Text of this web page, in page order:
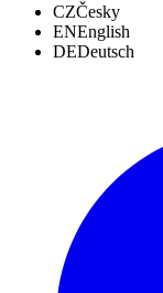
CZČesky
ENEnglish
DEDeutsch